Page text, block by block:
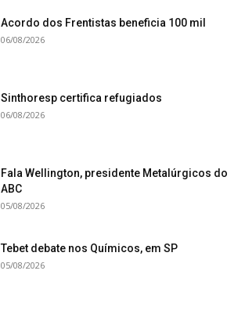
Acordo dos Frentistas beneficia 100 mil
06/08/2026
Sinthoresp certifica refugiados
06/08/2026
Fala Wellington, presidente Metalúrgicos do
ABC
05/08/2026
Tebet debate nos Químicos, em SP
05/08/2026